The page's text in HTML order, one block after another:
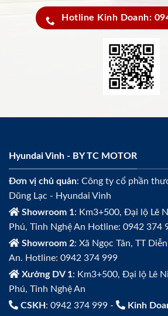
Hotline Kinh Doanh:
Hyundai Vinh - BY TC MOTOR
Đơn vị chủ quản: Công ty cổ phần
Dũng Lạc - Hyundai Vinh
Showroom 1: Km3+500, Đại lộ Lê
Phú, Tỉnh Nghệ An Hotline: 0942 374
Showroom 2: Xã Ngọc Tân, TT
An. Hotline: 0942 374 999
Xưởng DV 1: Km3+500, Đại lộ Lê
Phú, Tỉnh Nghệ An
CSKH : 0942 374 999 - Kinh